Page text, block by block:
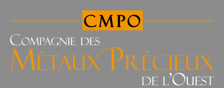
des
Précieux
l'Ouest